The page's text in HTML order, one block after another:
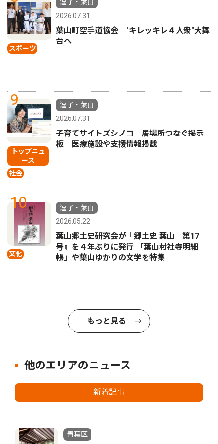
スポーツ
逗子・葉山
2026.07.31
葉山町空手道協会 "キレッキレ４人衆"大舞
台へ
9
トップニュ
ース
社会
逗子・葉山
2026.07.31
子育てサイトズシノコ 居場所つなぐ掲示
板 医療施設や支援情報掲載
10
文化
逗子・葉山
2026.05.22
葉山郷土史研究会が『郷土史 葉山 第17
号』を４年ぶりに発行 「葉山村社寺明細
帳」や葉山ゆかりの文学を特集
もっと見る
他のエリアのニュース
新着記事
青葉区